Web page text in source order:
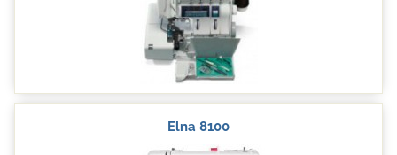
Elna 8100